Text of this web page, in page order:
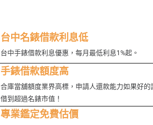
台中名錶借款利息低
台中手錶借款利息優惠，每月最低利息1%起。
手錶借款額度高
合庫當舖額度業界高標，申請人還款能力如果好的
借到超過名錶市值！
專業鑑定免費估價